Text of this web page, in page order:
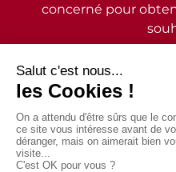
concerné pour
2026 - © Commune de
Politique